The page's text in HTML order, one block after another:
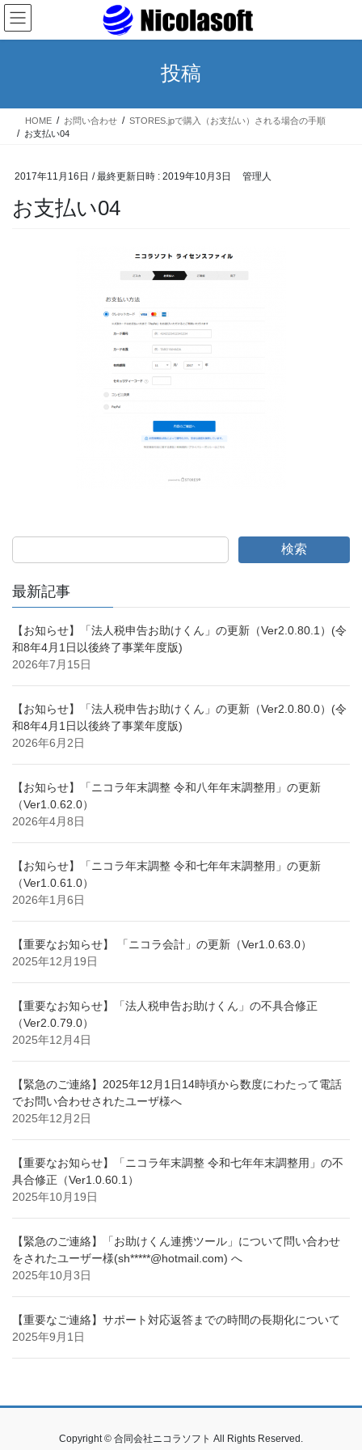
コ
ン
テ
ス
ナ
ビ
ゲ
ン
投稿
HOME お問い合わせ
STORES.jpで購入（お支払い）される場合の手順
お支払い04
2017年11月16日 / 最終更新日時 : 2019年10月3日 管理人
お支払い04
検索
最新記事
【お知らせ】「法人税申告お助けくん」の更新（Ver2.0.80.1）(令
和8年4月1日以後終了事業年度版)
2026年7月15日
【お知らせ】「法人税申告お助けくん」の更新（Ver2.0.80.0）(令
和8年4月1日以後終了事業年度版)
2026年6月2日
【お知らせ】「ニコラ年末調整 令和八年年末調整用」の更新
（Ver1.0.62.0）
2026年4月8日
【お知らせ】「ニコラ年末調整 令和七年年末調整用」の更新
（Ver1.0.61.0）
2026年1月6日
【重要なお知らせ】 「ニコラ会計」の更新（Ver1.0.63.0）
2025年12月19日
【重要なお知らせ】「法人税申告お助けくん」の不具合修正
（Ver2.0.79.0）
2025年12月4日
【緊急のご連絡】2025年12月1日14時頃から数度にわたって電話
でお問い合わせされたユーザ様へ
2025年12月2日
【重要なお知らせ】「ニコラ年末調整 令和七年年末調整用」の不
具合修正（Ver1.0.60.1）
2025年10月19日
【緊急のご連絡】「お助けくん連携ツール」について問い合わせ
をされたユーザー様(sh*****@hotmail.com) へ
2025年10月3日
【重要なご連絡】サポート対応返答までの時間の長期化について
2025年9月1日
Copyright © 合同会社ニコラソフト All Rights Reserved.